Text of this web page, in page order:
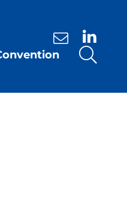
Nous contacter